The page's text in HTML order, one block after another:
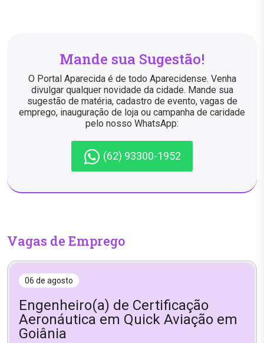
Mande sua Sugestão!
O Portal Aparecida é de todo Aparecidense. Venha
divulgar qualquer novidade da cidade. Mande sua
sugestão de matéria, cadastro de evento, vagas de
emprego, inauguração de loja ou campanha de caridade
pelo nosso WhatsApp:
(62) 93300-1952
Vagas de Emprego
06 de agosto
Engenheiro(a) de Certificação
Aeronáutica em Quick Aviação em
Goiânia